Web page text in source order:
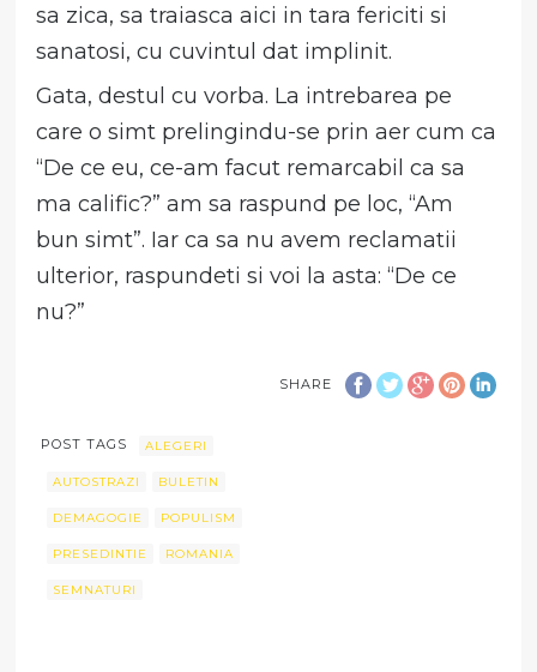
sa zica, sa traiasca aici in tara fericiti si
sanatosi, cu cuvintul dat implinit.
Gata, destul cu vorba. La intrebarea pe
care o simt prelingindu-se prin aer cum ca
“De ce eu, ce-am facut remarcabil ca sa
ma calific?” am sa raspund pe loc, “Am
bun simt”. Iar ca sa nu avem reclamatii
ulterior, raspundeti si voi la asta: “De ce
nu?”
SHARE
POST TAGS ALEGERI
AUTOSTRAZI BULETIN
DEMAGOGIE POPULISM
PRESEDINTIE ROMANIA
SEMNATURI